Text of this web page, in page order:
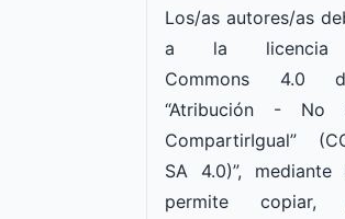
Los/as autores/as
a la licencia
Commons 4.0
“Atribución - No
CompartirIgual”
SA 4.0)”,
permite copiar,